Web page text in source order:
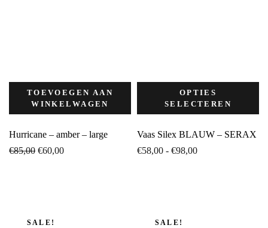
TOEVOEGEN AAN
WINKELWAGEN
Hurricane – amber – large
€85,00
Oorspronkelijke
€60,00
Huidige
OPTIES
SELECTEREN
Vaas Silex BLAUW – SERAX
€58,00 - €98,00
Prijsklasse:
SALE! SALE!